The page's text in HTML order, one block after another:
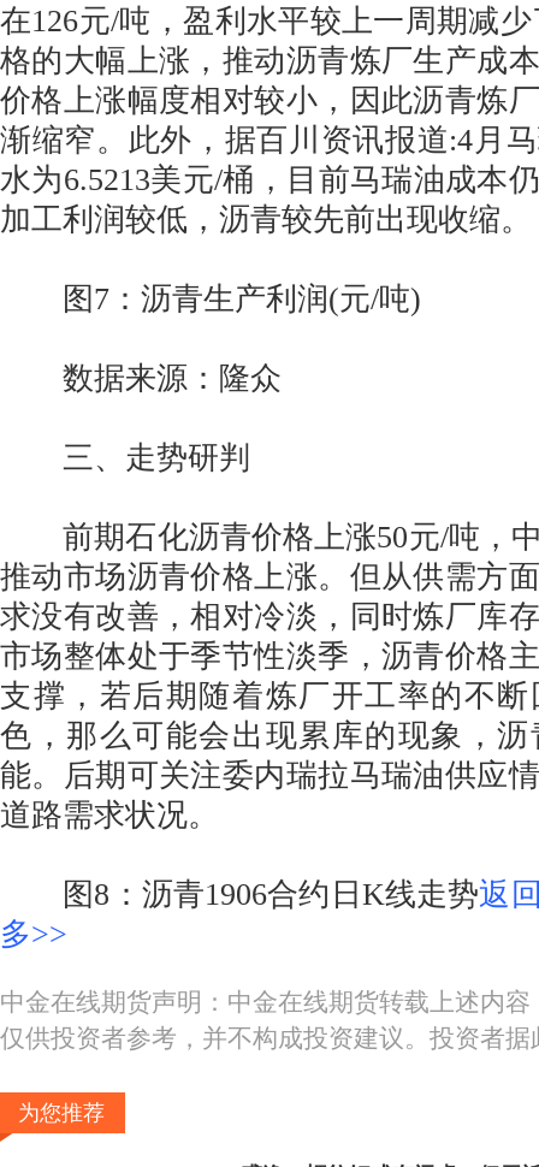
在126元/吨，盈利水平较上一周期减
格的大幅上涨，推动沥青炼厂生产成
价格上涨幅度相对较小，因此沥青炼
渐缩窄。此外，据百川资讯报道:4月
水为6.5213美元/桶，目前马瑞油成本
加工利润较低，沥青较先前出现收缩。
图7：沥青生产利润(元/吨)
数据来源：隆众
三、走势研判
前期石化沥青价格上涨50元/吨，
推动市场沥青价格上涨。但从供需方
求没有改善，相对冷淡，同时炼厂库
市场整体处于季节性淡季，沥青价格
支撑，若后期随着炼厂开工率的不
色，那么可能会出现累库的现象，
能。后期可关注委内瑞拉马瑞油供应
道路需求状况。
图8：沥青1906合约日K线走势返
多>>
中金在线期货声明：中金在线期货转载上述内
仅供投资者参考，并不构成投资建议。投资者
为您推荐